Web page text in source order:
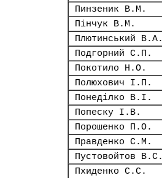
Пинзеник В.М.
Пінчук В.М.
Плютинський В.А.
Подгорний С.П.
Покотило Н.О.
Полюхович І.П.
Понеділко В.І.
Попеску І.В.
Порошенко П.О.
Правденко С.М.
Пустовойтов В.С.
Пхиденко С.С.